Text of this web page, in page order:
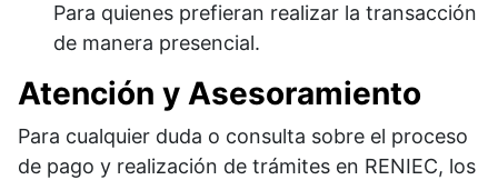
Para quienes prefieran realizar la transacción
de manera presencial.
Atención y Asesoramiento
Para cualquier duda o consulta sobre el proceso
de pago y realización de trámites en RENIEC, los